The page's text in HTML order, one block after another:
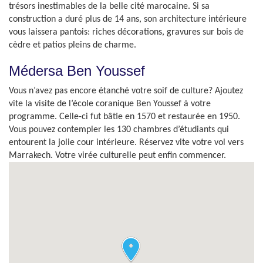
trésors inestimables de la belle cité marocaine. Si sa
construction a duré plus de 14 ans, son architecture intérieure
vous laissera pantois: riches décorations, gravures sur bois de
cèdre et patios pleins de charme.
Médersa Ben Youssef
Vous n’avez pas encore étanché votre soif de culture? Ajoutez
vite la visite de l’école coranique Ben Youssef à votre
programme. Celle-ci fut bâtie en 1570 et restaurée en 1950.
Vous pouvez contempler les 130 chambres d’étudiants qui
entourent la jolie cour intérieure. Réservez vite votre vol vers
Marrakech. Votre virée culturelle peut enfin commencer.